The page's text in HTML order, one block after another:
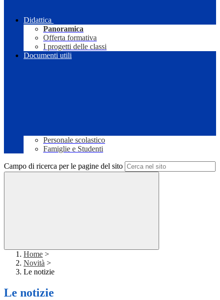
Didattica
Panoramica
Offerta formativa
I progetti delle classi
Documenti utili
Personale scolastico
Famiglie e Studenti
Campo di ricerca per le pagine del sito
Home >
Novità >
Le notizie
Le notizie